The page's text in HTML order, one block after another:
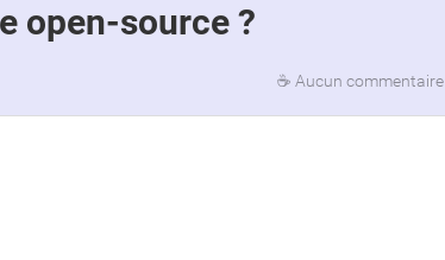
open-source ?
☕Aucun commentaire